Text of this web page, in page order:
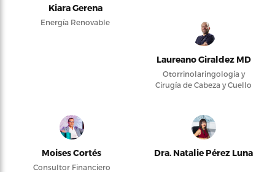
Kiara Gerena
Energía Renovable
Laureano Giraldez MD
Otorrinolaringología y
Cirugía de Cabeza y Cuello
Moises Cortés
Consultor Financiero
Dra. Natalie Pérez Luna